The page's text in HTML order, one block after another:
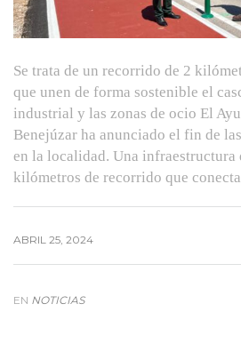
Se trata de un recorrido de 2
que unen de forma sostenible el
industrial y las zonas de ocio El
Benejúzar ha anunciado el fin de
en la localidad. Una infraestructura
kilómetros de recorrido que
ABRIL 25, 2024
EN NOTICIAS